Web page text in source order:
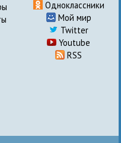
Одноклассники
Мой мир
Twitter
Youtube
RSS